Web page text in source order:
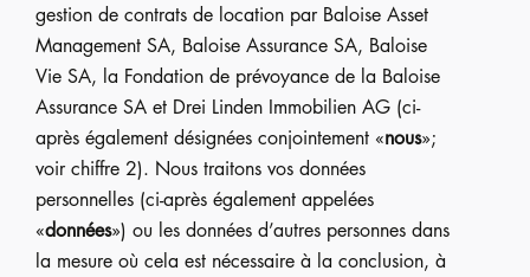
gestion de contrats de location par Baloise Asset
Management SA, Baloise Assurance SA, Baloise
Vie SA, la Fondation de prévoyance de la Baloise
Assurance SA et Drei Linden Immobilien AG (ci-
après également désignées conjointement «nous»;
voir chiffre 2). Nous traitons vos données
personnelles (ci-après également appelées
«données») ou les données d’autres personnes dans
la mesure où cela est nécessaire à la conclusion, à